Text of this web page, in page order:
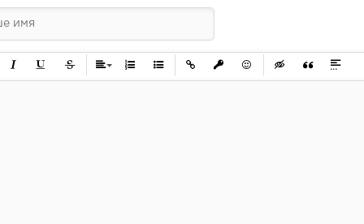
КурсивПодчеркнутый
ЗачеркнутыйВыравнивание
Нумерованный список
Маркированный список
Вставить ссылку
Вставить защищенную
Вставить смайлик
Вставка скрытого
Вставка